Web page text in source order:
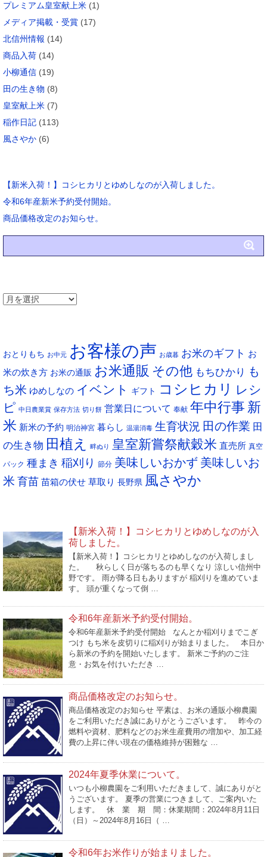
プレミアム皇室献上米 (1)
メディア掲載・受賞 (17)
北信州情報 (14)
商品入荷 (14)
小柳通信 (19)
田の生き物 (8)
皇室献上米 (7)
稲作日記 (113)
風さやか (6)
【新米入荷！】コシヒカリとゆめしなのが入荷しました。
令和6年産新米予約受付開始。
商品価格改定のお知らせ。
ア
おとりもち お中元 お客様の声 お歳暮 お米のギフト お
米の炊き方 お米の通販 お米通販 その他 もちひかり も
ち米 ゆめしなの イベント ギフト コシヒカリ
レシ
ピ 中日農業賞 保存方法 切り餅 営業日について 奉献 年中行事 新
米 新米の予約 明治神宮 暮らし 温湯消毒 生育状況 田の作業 田
の生き物 田植え 畔ぬり 皇室新嘗祭献穀米 直売所 真空
パック 種まき 稲刈り 節分 美味しいおかず 美味しいお
米 育苗 苗箱の伏せ 草取り 長野県 風さやか
【新米入荷！】コシヒカリとゆめしなのが入
荷しました。
【新米入荷！】コシヒカリとゆめしなのが入荷しまし
た。 秋らしく日が落ちるのも早くなり 涼しい信州中
野です。 雨が降る日もありますが 稲刈りを進めていま
す。 頭が重くなって倒 …
令和6年産新米予約受付開始。
令和6年産新米予約受付開始 なんとか稲刈りまでこぎ
つけ もち米を皮切りに稲刈りが始まりました。 本日か
ら新米の予約を開始いたします。 新米ご予約のご注
意・お気を付けいただき …
商品価格改定のお知らせ。
商品価格改定のお知らせ 平素は、お米の通販小柳農園
をご利用いただき誠にありがとうございます。 昨今の
燃料や資材、肥料などのお米生産費用の増加や、加工経
費の上昇に伴い現在の価格維持が困難な …
2024年夏季休業について。
いつも小柳農園をご利用いただきまして、誠にありがと
うございます。 夏季の営業につきまして、ご案内いた
します。 休 業 期 間：休業期間：2024年8月11日
（日）～2024年8月16日（ …
令和6年お米作りが始まりました。